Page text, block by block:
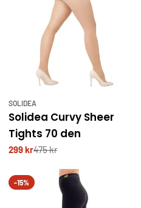
SOLIDEA
Solidea Curvy Sheer
Tights 70 den
299 kr475 kr
-15%